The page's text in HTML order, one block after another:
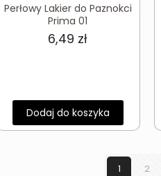
Perłowy Lakier do Paznokci
Prima 01
6,49 zł
Dodaj do koszyka
1 2